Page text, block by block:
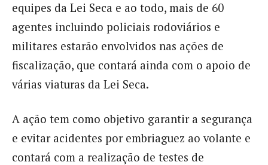
equipes da Lei Seca e ao todo, mais de 60
agentes incluindo policiais rodoviários e
militares estarão envolvidos nas ações de
fiscalização, que contará ainda com o apoio de
várias viaturas da Lei Seca.
A ação tem como objetivo garantir a segurança
e evitar acidentes por embriaguez ao volante e
contará com a realização de testes de